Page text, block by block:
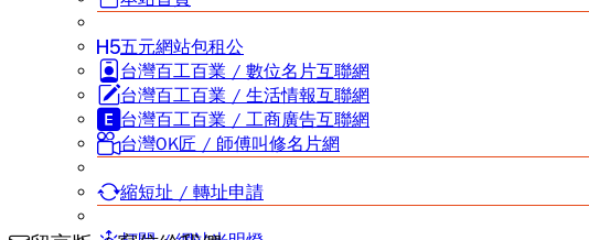
五元網站包租公
台灣百工百業 / 數位名片互聯網
台灣百工百業 / 生活情報互聯網
台灣百工百業 / 工商廣告互聯網
台灣OK匠 / 師傅叫修名片網
縮短址 / 轉址申請